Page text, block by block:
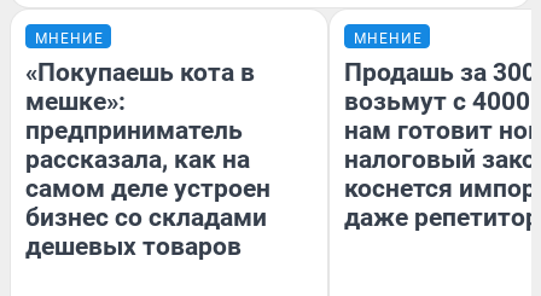
МНЕНИЕ
«Покупаешь кота в
мешке»:
предприниматель
рассказала, как на
самом деле устроен
бизнес со складами
дешевых товаров
МНЕНИЕ
Продашь за
возьмут с
нам готовит
налоговый
коснется
даже